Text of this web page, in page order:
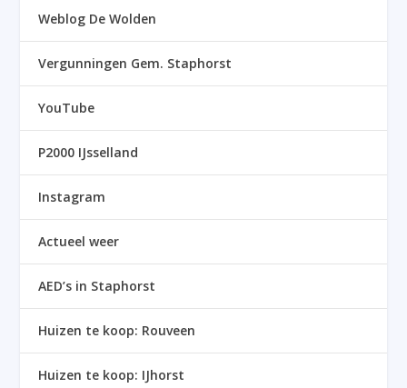
Weblog De Wolden
Vergunningen Gem. Staphorst
YouTube
P2000 IJsselland
Instagram
Actueel weer
AED’s in Staphorst
Huizen te koop: Rouveen
Huizen te koop: IJhorst